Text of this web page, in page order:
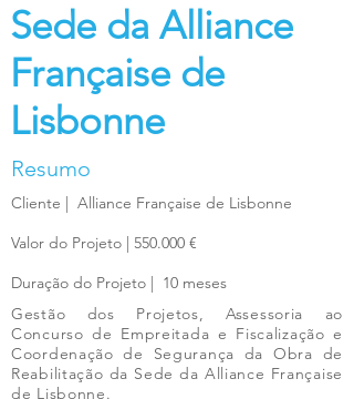
Sede da Alliance
Française de
Lisbonne
Resumo
Cliente | Alliance Française de Lisbonne
Valor do Projeto | 550.000 €
Duração do Projeto | 10 meses
Gestão dos Projetos, Assessoria ao
Concurso de Empreitada e Fiscalização e
Coordenação de Segurança da Obra de
Reabilitação da Sede da Alliance Française
de Lisbonne.